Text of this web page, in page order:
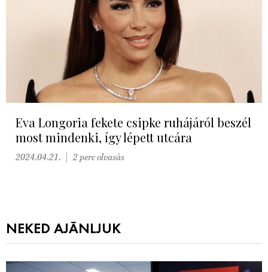
Eva Longoria fekete csipke ruhájáról beszél
most mindenki, így lépett utcára
2024.04.21. 2 perc olvasás
NEKED AJÁNLJUK